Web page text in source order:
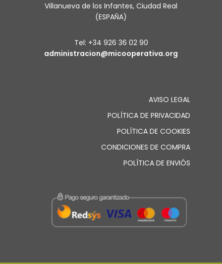
Villanueva de los Infantes, Ciudad Real
(ESPAÑA)
Tel: +34 926 36 02 90
administracion@micooperativa.org
AVISO LEGAL
POLÍTICA DE PRIVACIDAD
POLÍTICA DE COOKIES
CONDICIONES DE COMPRA
POLÍTICA DE ENVIÓS